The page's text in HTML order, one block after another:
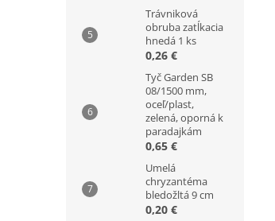
Trávniková
obruba zatĺkacia
hnedá 1 ks
0,26 €
Tyč Garden SB
08/1500 mm,
oceľ/plast,
zelená, oporná k
paradajkám
0,65 €
Umelá
chryzantéma
bledožltá 9 cm
0,20 €